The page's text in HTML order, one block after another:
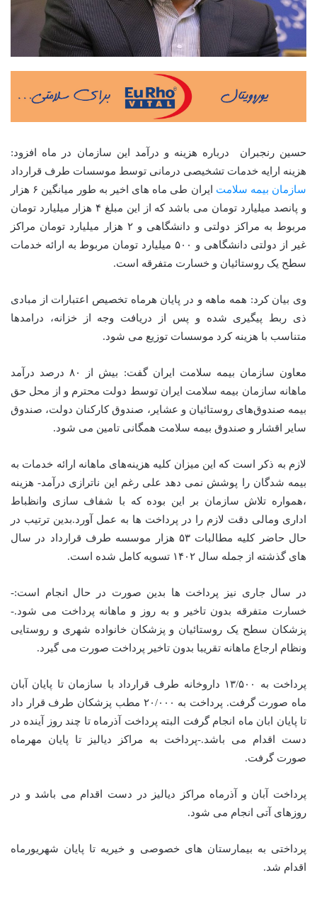
حسین رنجبران درباره هزینه و درآمد این سازمان در ماه افزود:
هزینه ارایه خدمات تشخیصی درمانی توسط موسسات طرف قرارداد
سازمان بیمه سلامت
ایران طی ماه های اخیر به طور میانگین ۶ هزار
و پانصد میلیارد تومان می باشد که از این مبلغ ۴ هزار میلیارد تومان
مربوط به مراکز دولتی و دانشگاهی و ۲ هزار میلیارد تومان مراکز
غیر از دولتی دانشگاهی و ۵۰۰ میلیارد تومان مربوط به ارائه خدمات
سطح یک روستائیان و خسارت متفرقه است.
وی بیان کرد: همه ماهه و در پایان هرماه تخصیص اعتبارات از مبادی
ذی ربط پیگیری شده و پس از دریافت وجه از خزانه، درامدها
متناسب با هزینه کرد موسسات توزیع می شود.
معاون سازمان بیمه سلامت ایران گفت: بیش از ۸۰ درصد درآمد
ماهانه سازمان بیمه سلامت ایران توسط دولت محترم و از محل حق
بیمه صندوق‌های روستائیان و عشایر، صندوق کارکنان دولت، صندوق
سایر اقشار و صندوق بیمه سلامت همگانی تامین می شود.
لازم به ذکر است که این میزان کلیه هزینه‌های ماهانه ارائه خدمات به
بیمه شدگان را پوشش نمی دهد علی رغم این ناترازی درآمد- هزینه
،همواره تلاش سازمان بر این بوده که با شفاف سازی وانظباط
اداری ومالی دقت لازم را در پرداخت ها به عمل آورد.بدین ترتیب در
حال حاضر کلیه مطالبات ۵۳ هزار موسسه طرف قرارداد در سال
های گذشته از جمله سال ۱۴۰۲ تسویه کامل شده است.
در سال جاری نیز پرداخت ها بدین صورت در حال انجام است:-
خسارت متفرقه بدون تاخیر و به روز و ماهانه پرداخت می شود.-
پزشکان سطح یک روستائیان و پزشکان خانواده شهری و روستایی
ونظام ارجاع ماهانه تقریبا بدون تاخیر پرداخت صورت می گیرد.
پرداخت به ۱۳/۵۰۰ داروخانه طرف قرارداد با سازمان تا پایان آبان
ماه صورت گرفت. پرداخت به ۲۰/۰۰۰ مطب پزشکان طرف قرار داد
تا پایان ابان ماه انجام گرفت البته پرداخت آذرماه تا چند روز آینده در
دست اقدام می باشد.-پرداخت به مراکز دیالیز تا پایان مهرماه
صورت گرفت.
پرداخت آبان و آذرماه مراکز دیالیز در دست اقدام می باشد و در
روزهای آتی انجام می شود.
پرداختی به بیمارستان های خصوصی و خیریه تا پایان شهریورماه
اقدام شد.